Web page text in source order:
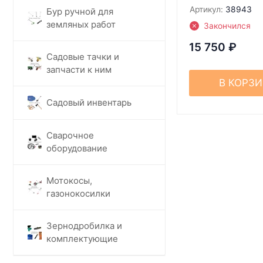
Бур ручной для
земляных работ
Садовые тачки и
запчасти к ним
Садовый инвентарь
Сварочное
оборудование
Мотокосы,
газонокосилки
Зернодробилка и
комплектующие
Артикул: 38943
Закончился
15 750 ₽
В